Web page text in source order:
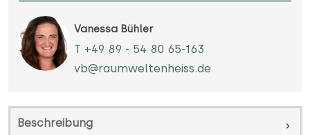
Vanessa Bühler
T +49 89 - 54 80 65-163
vb@raumweltenheiss.de
Beschreibung